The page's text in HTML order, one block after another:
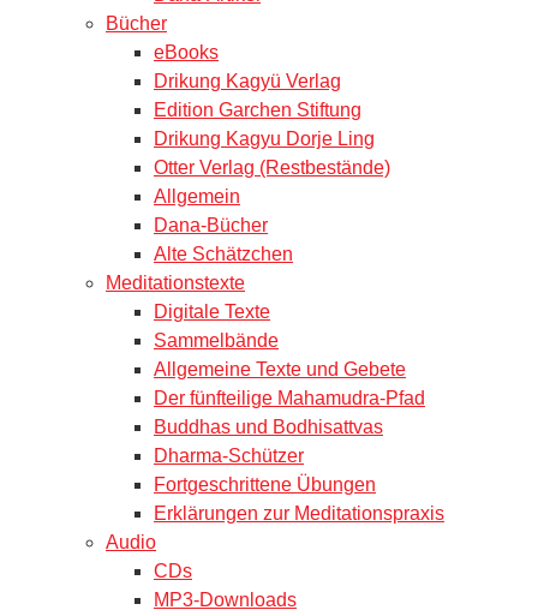
Bücher
eBooks
Drikung Kagyü Verlag
Edition Garchen Stiftung
Drikung Kagyu Dorje Ling
Otter Verlag (Restbestände)
Allgemein
Dana-Bücher
Alte Schätzchen
Meditationstexte
Digitale Texte
Sammelbände
Allgemeine Texte und Gebete
Der fünfteilige Mahamudra-Pfad
Buddhas und Bodhisattvas
Dharma-Schützer
Fortgeschrittene Übungen
Erklärungen zur Meditationspraxis
Audio
CDs
MP3-Downloads